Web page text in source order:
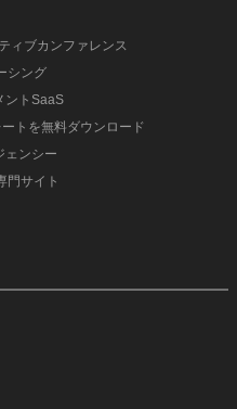
ィブカンファレンス
シング
ントSaaS
トを無料ダウンロード
ェンシー
門サイト